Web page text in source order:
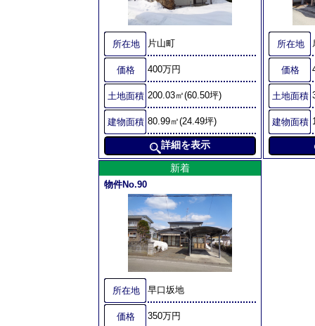
所在地 片山町
価格 400万円
土地面積 200.03㎡(60.50坪)
建物面積 80.99㎡(24.49坪)
詳細を表示
所在地
価格
土地面積
建物面積
新着
物件No.90
所在地 早口坂地
価格 350万円